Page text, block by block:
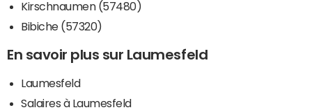
Kirschnaumen (57480)
Bibiche (57320)
En savoir plus sur Laumesfeld
Laumesfeld
Salaires à Laumesfeld